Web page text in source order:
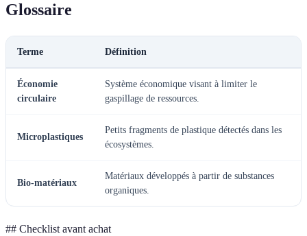
Glossaire
Terme Définition
Économie
circulaire
Système économique visant à limiter le
gaspillage de ressources.
Microplastiques
Petits fragments de plastique détectés dans les
écosystèmes.
Bio-matériaux
Matériaux développés à partir de substances
organiques.
## Checklist avant achat